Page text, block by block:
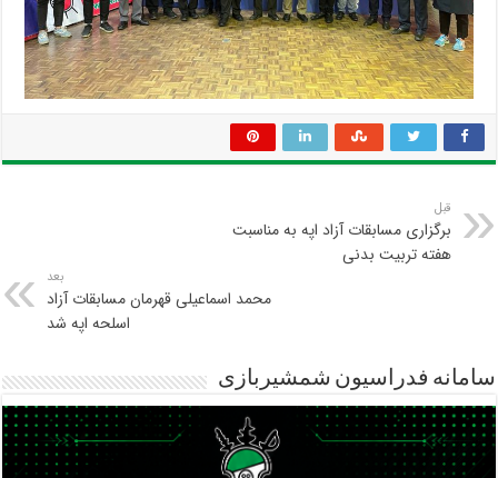
قبل
برگزاری مسابقات آزاد اپه به مناسبت
هفته تربیت بدنی
بعد
محمد اسماعیلی قهرمان مسابقات آزاد
اسلحه اپه شد
سامانه فدراسیون شمشیربازی